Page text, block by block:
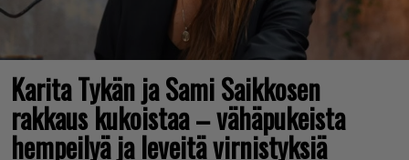
Karita Tykän ja Sami Saikkosen
rakkaus kukoistaa – vähäpukeista
hempeilyä ja leveitä virnistyksiä